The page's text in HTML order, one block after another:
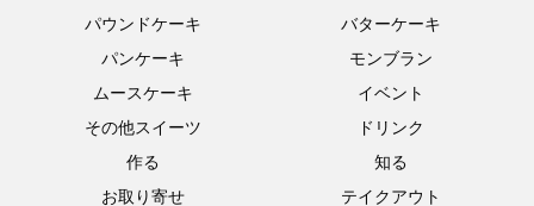
パウンドケーキ
バターケーキ
パンケーキ
モンブラン
ムースケーキ
イベント
その他スイーツ
ドリンク
作る
知る
お取り寄せ
テイクアウト